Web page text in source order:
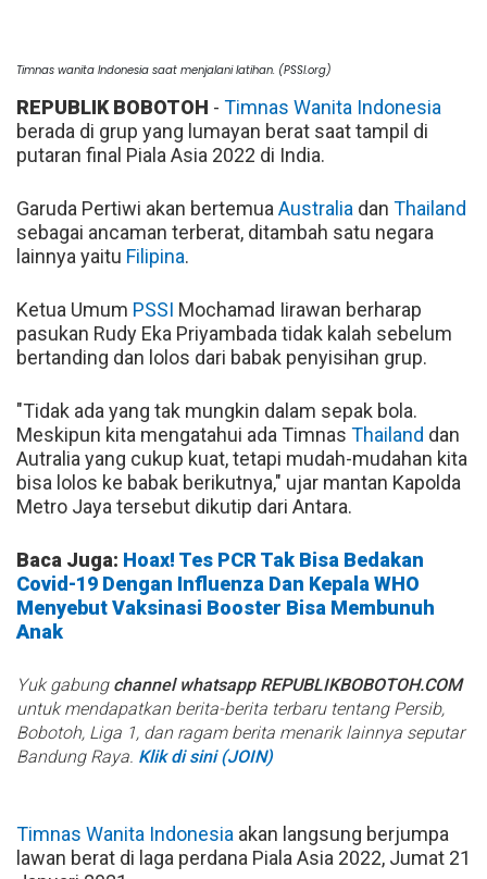
Timnas wanita Indonesia saat menjalani latihan. (PSSI.org)
REPUBLIK BOBOTOH - Timnas Wanita Indonesia
berada di grup yang lumayan berat saat tampil di
putaran final Piala Asia 2022 di India.
Garuda Pertiwi akan bertemuaAustralia dan Thailand
sebagai ancaman terberat, ditambah satu negara
lainnya yaitu Filipina.
Ketua Umum PSSI Mochamad Iirawan berharap
pasukan Rudy Eka Priyambada tidak kalah sebelum
bertanding dan lolos dari babak penyisihan grup.
"Tidak ada yang tak mungkin dalam sepak bola.
Meskipun kita mengatahui ada Timnas Thailand dan
Autralia yang cukup kuat, tetapi mudah-mudahan kita
bisa lolos ke babak berikutnya," ujar mantan Kapolda
Metro Jaya tersebut dikutip dari Antara.
Baca Juga: Hoax! Tes PCR Tak Bisa Bedakan
Covid-19 Dengan Influenza Dan Kepala WHO
Menyebut Vaksinasi Booster Bisa Membunuh
Anak
Yuk gabung channel whatsapp REPUBLIKBOBOTOH.COM
untuk mendapatkan berita-berita terbaru tentang Persib,
Bobotoh, Liga 1, dan ragam berita menarik lainnya seputar
Bandung Raya. Klik di sini (JOIN)
Timnas Wanita Indonesia akan langsung berjumpa
lawan berat di laga perdana Piala Asia 2022, Jumat 21